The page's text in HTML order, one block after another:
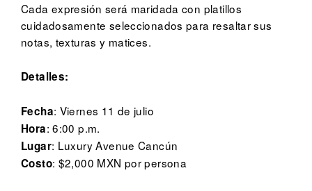
Cada expresión será maridada con platillos
cuidadosamente seleccionados para resaltar sus
notas, texturas y matices.
Detalles:
Fecha: Viernes 11 de julio
Hora: 6:00 p.m.
Lugar: Luxury Avenue Cancún
Costo: $2,000 MXN por persona